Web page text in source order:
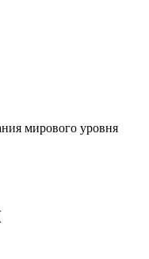
мирового уровня